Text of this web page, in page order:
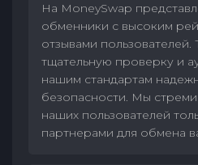
На MoneySwap
обменники с высоким
отзывами
тщательную проверку и
нашим стандартам
безопасности. Мы
наших пользователей
партнерами для обмена